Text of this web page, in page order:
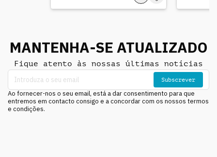
MANTENHA-SE ATUALIZADO
Fique atento às nossas últimas notícias
Subscrever
Ao fornecer-nos o seu email, está a dar consentimento para que
entremos em contacto consigo e a concordar com os nossos termos
e condições.